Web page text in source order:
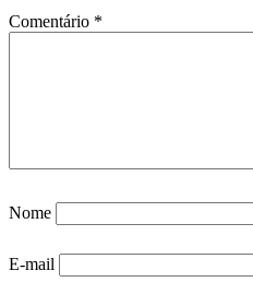
Comentário *
Nome
E-mail